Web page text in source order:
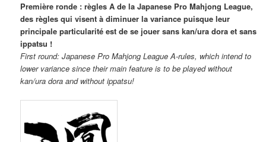
Première ronde : règles A de la Japanese Pro Mahjong League,
des règles qui visent à diminuer la variance puisque leur
principale particularité est de se jouer sans kan/ura dora et sans
ippatsu !
First round: Japanese Pro Mahjong League A-rules, which intend to
lower variance since their main feature is to be played without
kan/ura dora and without ippatsu!